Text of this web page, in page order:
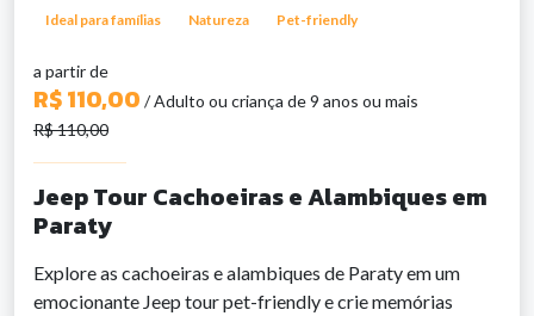
Ideal para famílias
Natureza Pet-friendly
a partir de
R$ 110,00 / Adulto ou criança de 9 anos ou mais
R$ 110,00
Jeep Tour Cachoeiras e Alambiques em
Paraty
Explore as cachoeiras e alambiques de Paraty em um
emocionante Jeep tour pet-friendly e crie memórias